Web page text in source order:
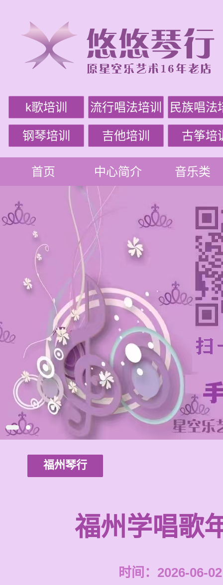
k歌培训 流行唱法培训 民族唱法
钢琴培训 吉他培训 古筝培
首页 中心简介 音乐类
福州琴行
福州学唱歌
时间：2026-06-